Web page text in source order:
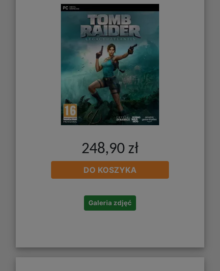
248,90 zł
DO KOSZYKA
Galeria zdjęć